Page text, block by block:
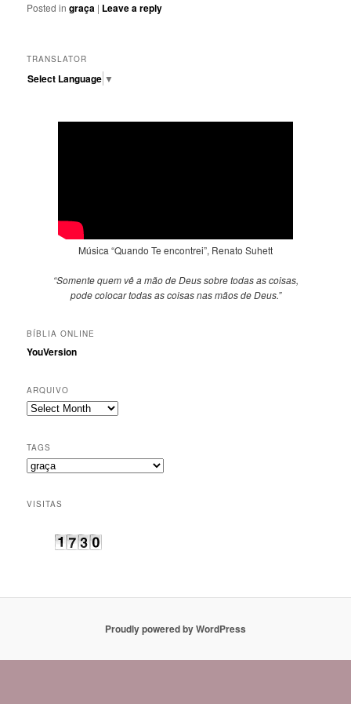
Posted in graça | Leave a reply
TRANSLATOR
Select Language ▼
Música “Quando Te encontrei”, Renato Suhett
“Somente quem vê a mão de Deus sobre todas as coisas,
pode colocar todas as coisas nas mãos de Deus.”
BÍBLIA ONLINE
YouVersion
ARQUIVO
Arquivo
TAGS
Tags
VISITAS
Proudly powered by WordPress